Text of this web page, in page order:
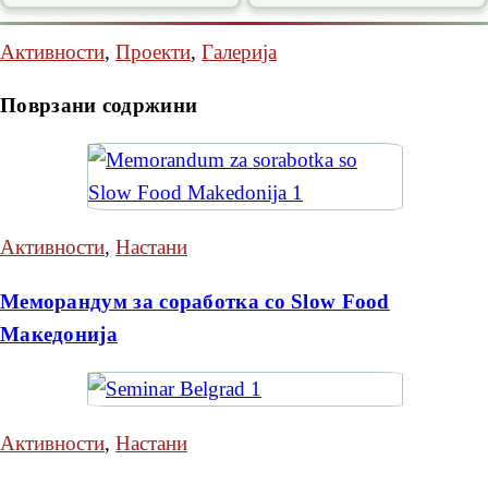
Активности, Проекти, Галерија
Поврзани содржини
Активности, Настани
Меморандум за соработка со Slow Food
Македонија
Активности, Настани